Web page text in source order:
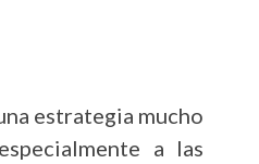
estrategia mucho
a las